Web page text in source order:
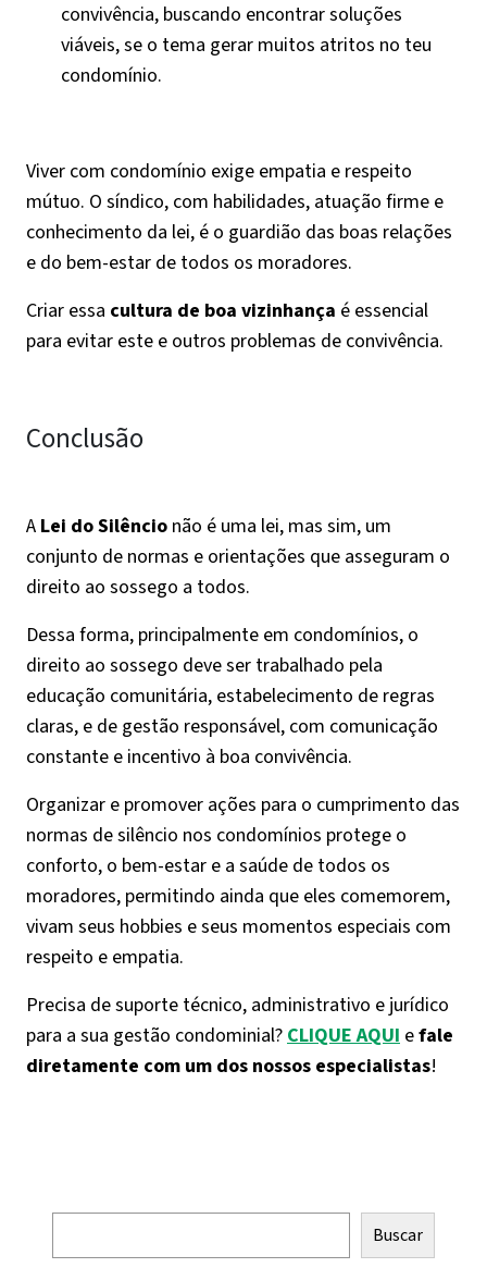
convivência, buscando encontrar soluções
viáveis, se o tema gerar muitos atritos no teu
condomínio.
Viver com condomínio exige empatia e respeito
mútuo. O síndico, com habilidades, atuação firme e
conhecimento da lei, é o guardião das boas relações
e do bem-estar de todos os moradores.
Criar essa cultura de boa vizinhança é essencial
para evitar este e outros problemas de convivência.
Conclusão
A Lei do Silêncio não é uma lei, mas sim, um
conjunto de normas e orientações que asseguram o
direito ao sossego a todos.
Dessa forma, principalmente em condomínios, o
direito ao sossego deve ser trabalhado pela
educação comunitária, estabelecimento de regras
claras, e de gestão responsável, com comunicação
constante e incentivo à boa convivência.
Organizar e promover ações para o cumprimento das
normas de silêncio nos condomínios protege o
conforto, o bem-estar e a saúde de todos os
moradores, permitindo ainda que eles comemorem,
vivam seus hobbies e seus momentos especiais com
respeito e empatia.
Precisa de suporte técnico, administrativo e jurídico
para a sua gestão condominial?CLIQUE AQUI efale
diretamente com um dos nossos especialistas!
Buscar